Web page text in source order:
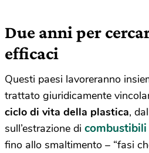
Due anni per
efficaci
Questi paesi lavoreranno
trattato giuridicamente
ciclo di vita della plastica,
sull’estrazione di
fino allo smaltimento – “fasi